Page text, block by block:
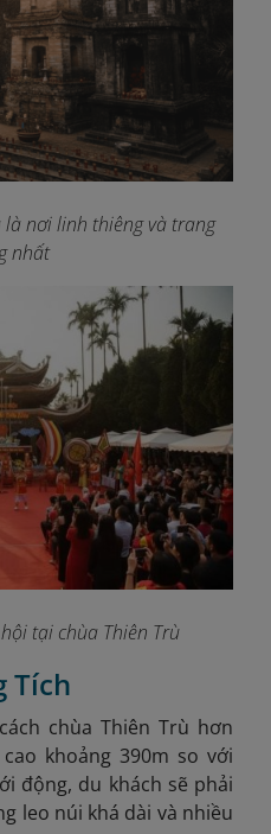
nơi linh thiêng và trang
nhất
tại chùa Thiên Trù
Tích
chùa Thiên Trù hơn
khoảng 390m so với
động, du khách sẽ phải
leo núi khá dài và nhiều